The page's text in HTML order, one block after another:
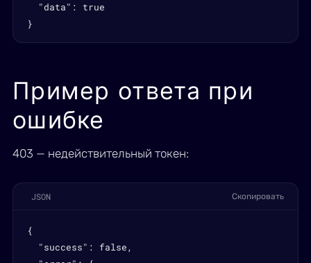
  "data": true
}
Пример ответа при
ошибке
403 — недействительный токен:
JSON Скопировать
{
  "success": false,